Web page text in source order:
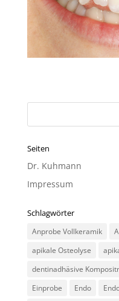
Seiten
Dr. Kuhmann
Impressum
Schlagwörter
Anprobe Vollkeramik
apikale Osteolyse
dentinadhäsive
Einprobe
Endo